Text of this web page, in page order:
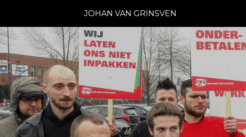
JOHAN VAN GRINSVEN